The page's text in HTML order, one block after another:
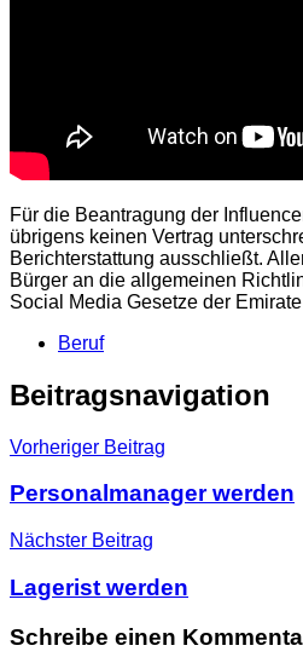
Für die Beantragung der
übrigens keinen Vertrag
Berichterstattung ausschließt.
Bürger an die allgemeinen
Social Media Gesetze der
Beruf
Beitragsnavigation
Vorheriger Beitrag
Personalmanager werden
Nächster Beitrag
Lagerist werden
Schreibe einen